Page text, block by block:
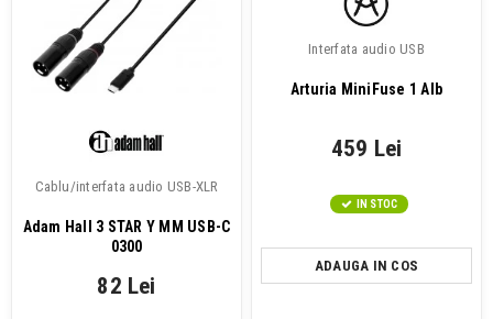
Cablu/interfata audio USB-XLR
Adam Hall 3 STAR Y MM USB-C
0300
82 Lei
Interfata audio USB
Arturia MiniFuse 1 Alb
459 Lei
IN STOC
ADAUGA IN COS